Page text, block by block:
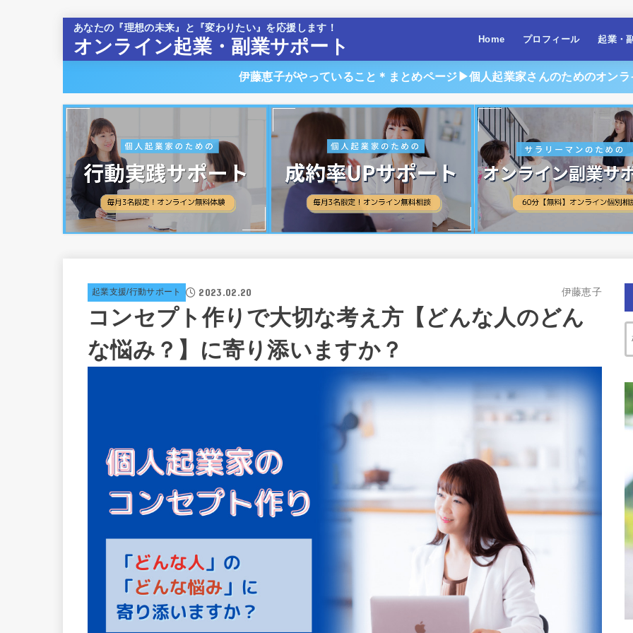
あなたの『理想の未来』と『変わりたい』を応援します！
オンライン起業・副業サポート Home プロフィール 起業・
伊藤恵子がやっていること＊まとめページ▶︎個人起業家さんのためのオン
起業支援/行動サポート 2023.02.20 伊藤恵子
コンセプト作りで大切な考え方【どんな人のどん
な悩み？】に寄り添いますか？